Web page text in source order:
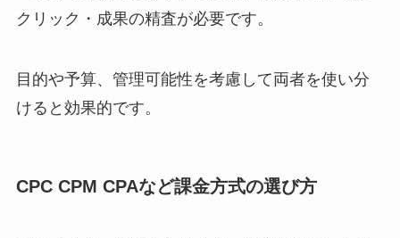
クリック・成果の精査が必要です。
目的や予算、管理可能性を考慮して両者を使い分
けると効果的です。
CPC CPM CPAなど課金方式の選び方